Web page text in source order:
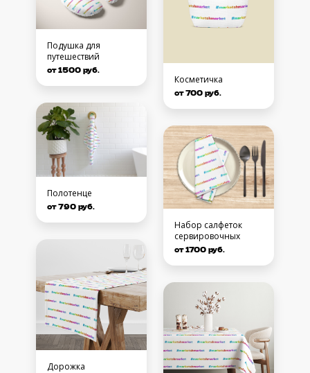
Подушка для
путешествий
от 1500 руб.
Полотенце
от 790 руб.
Дорожка
Косметичка
от 700 руб.
Набор салфеток
сервировочных
от 1700 руб.